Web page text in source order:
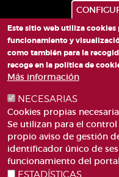
PLAZA DE SAN
Este sitio web utiliza cookies
funcionamiento y
como también para la
recoge en la política de
Más información
NECESARIAS
Cookies propias
Se utilizan para el
propio aviso de gestión
identificador único de
funcionamiento del
ESTADÍSTICAS